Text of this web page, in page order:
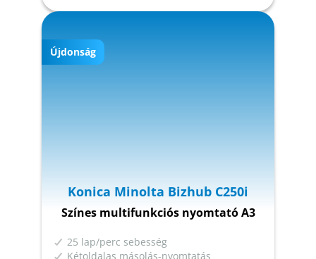
Újdonság
Konica Minolta Bizhub C250i
Színes multifunkciós nyomtató A3
25 lap/perc sebesség
Kétoldalas másolás-nyomtatás